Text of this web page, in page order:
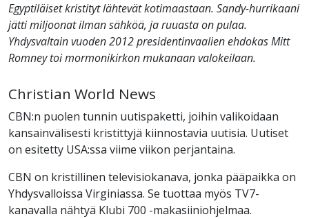
Egyptiläiset kristityt lähtevät kotimaastaan. Sandy-hurrikaani
jätti miljoonat ilman sähköä, ja ruuasta on pulaa.
Yhdysvaltain vuoden 2012 presidentinvaalien ehdokas Mitt
Romney toi mormonikirkon mukanaan valokeilaan.
Christian World News
CBN:n puolen tunnin uutispaketti, joihin valikoidaan
kansainvälisesti kristittyjä kiinnostavia uutisia. Uutiset
on esitetty USA:ssa viime viikon perjantaina.
CBN on kristillinen televisiokanava, jonka pääpaikka on
Yhdysvalloissa Virginiassa. Se tuottaa myös TV7-
kanavalla nähtyä Klubi 700 -makasiiniohjelmaa.